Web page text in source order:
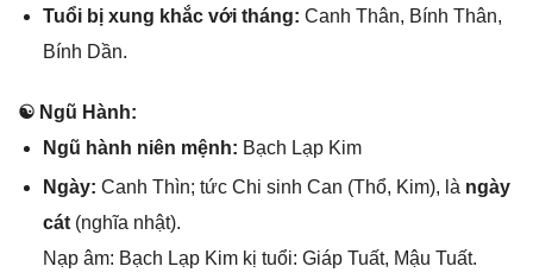
Tuổi bị xunɡ khắc với tháng: Canh Thân, Bính Thân,
Bính Dần.
☯ Ngũ Hành:
Ngũ hành niên mệnh: Bạch Lạp Kim
Ngày: Canh Thìn; tức Chi ѕinh Can (Thổ, Kim), là ngày
cát(nghĩa nhật).
Nạp âm: Bạch Lạp Kim kị tuổi: Giáp Tuất, Mậu Tuất.